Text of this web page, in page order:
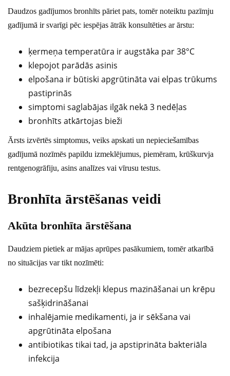
Daudzos gadījumos bronhīts pāriet pats, tomēr noteiktu pazīmju
gadījumā ir svarīgi pēc iespējas ātrāk konsultēties ar ārstu:
ķermeņa temperatūra ir augstāka par 38°C
klepojot parādās asinis
elpošana ir būtiski apgrūtināta vai elpas trūkums
pastiprinās
simptomi saglabājas ilgāk nekā 3 nedēļas
bronhīts atkārtojas bieži
Ārsts izvērtēs simptomus, veiks apskati un nepieciešamības
gadījumā nozīmēs papildu izmeklējumus, piemēram, krūškurvja
rentgenogrāfiju, asins analīzes vai vīrusu testus.
Bronhīta ārstēšanas veidi
Akūta bronhīta ārstēšana
Daudziem pietiek ar mājas aprūpes pasākumiem, tomēr atkarībā
no situācijas var tikt nozīmēti:
bezrecepšu līdzekļi klepus mazināšanai un krēpu
sašķidrināšanai
inhalējamie medikamenti, ja ir sēkšana vai
apgrūtināta elpošana
antibiotikas tikai tad, ja apstiprināta bakteriāla
infekcija